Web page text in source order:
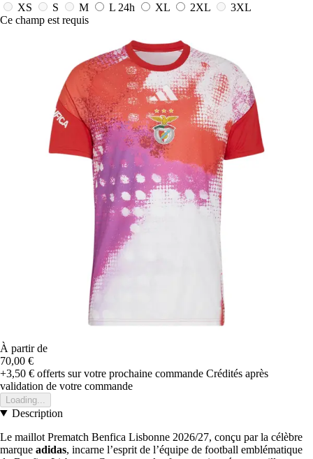
XS
S M L 24h XL 2XL
3XL
Ce champ est requis
À partir de
70,00 €
+3,50 € offerts sur votre prochaine commande Crédités après
validation de votre commande
Loading...
Description
Le maillot Prematch Benfica Lisbonne 2026/27, conçu par la célèbre
marque adidas, incarne l’esprit de l’équipe de football emblématique